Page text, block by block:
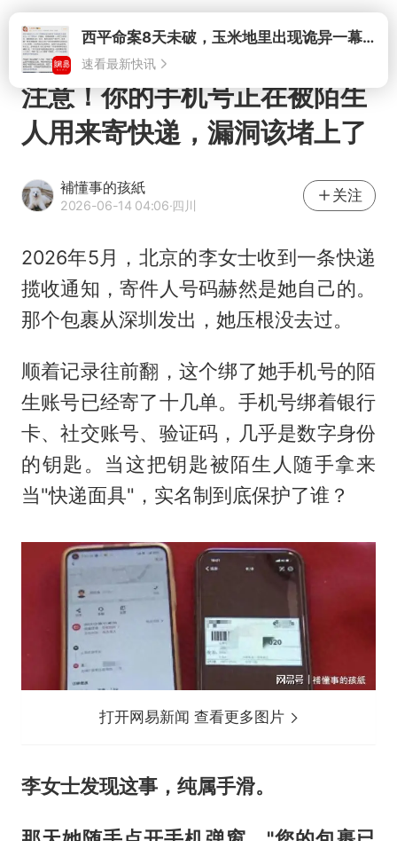
打开
注意！你的手机号正在被陌生
人用来寄快递，漏洞该堵上了
補懂事的孩紙
2026-06-14 04:06·四川
关注
2026年5月，北京的李女士收到一条快递
揽收通知，寄件人号码赫然是她自己的。
那个包裹从深圳发出，她压根没去过。
顺着记录往前翻，这个绑了她手机号的陌
生账号已经寄了十几单。手机号绑着银行
卡、社交账号、验证码，几乎是数字身份
的钥匙。当这把钥匙被陌生人随手拿来
当"快递面具"，实名制到底保护了谁？
打开网易新闻 查看更多图片
李女士发现这事，纯属手滑。